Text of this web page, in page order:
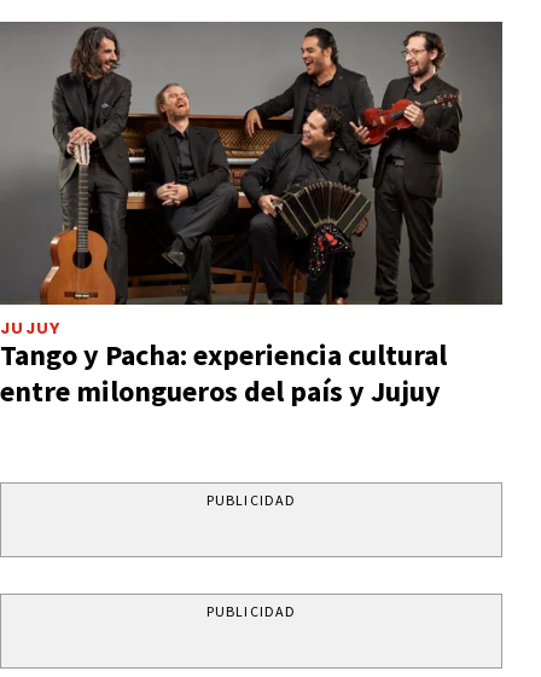
JUJUY
Tango y Pacha: experiencia cultural
entre milongueros del país y Jujuy
PUBLICIDAD
PUBLICIDAD